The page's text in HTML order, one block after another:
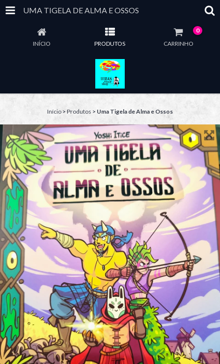
UMA TIGELA DE ALMA E OSSOS
INÍCIO PRODUTOS CARRINHO
0
Início > Produtos > Uma Tigela de Alma e Ossos